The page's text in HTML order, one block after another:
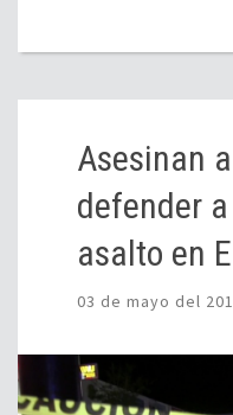
Asesinan
defender
asalto en
03 de mayo del